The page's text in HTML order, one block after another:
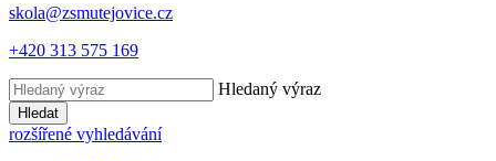
skola@zsmutejovice.cz
+420 313 575 169
Hledaný výraz
Hledat
rozšířené vyhledávání